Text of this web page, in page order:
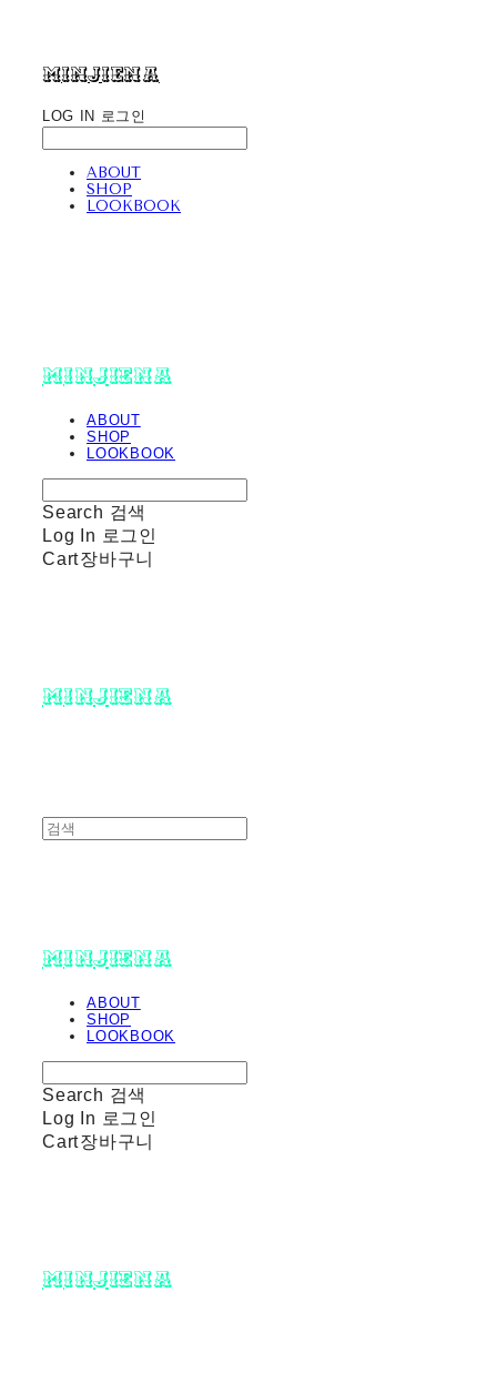
minjiena
LOG IN 로그인
ABOUT
SHOP
LOOKBOOK
minjiena
ABOUT
SHOP
LOOKBOOK
Search 검색
Log In 로그인
Cart장바구니
minjiena
minjiena
ABOUT
SHOP
LOOKBOOK
Search 검색
Log In 로그인
Cart장바구니
minjiena